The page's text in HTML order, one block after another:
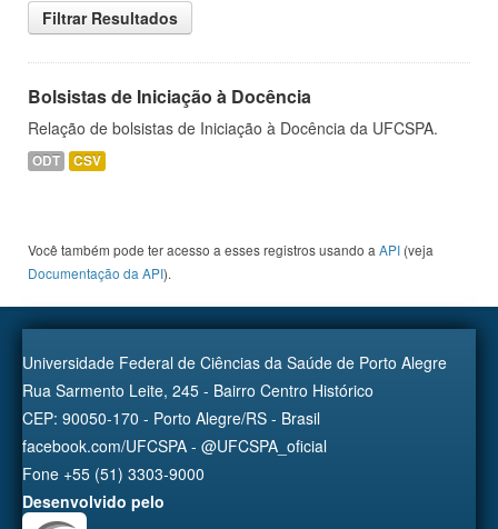
Filtrar Resultados
Bolsistas de Iniciação à Docência
Relação de bolsistas de Iniciação à Docência da UFCSPA.
ODT CSV
Você também pode ter acesso a esses registros usando a API (veja
Documentação da API).
Universidade Federal de Ciências da Saúde de Porto Alegre
Rua Sarmento Leite, 245 - Bairro Centro Histórico
CEP: 90050-170 - Porto Alegre/RS - Brasil
facebook.com/UFCSPA - @UFCSPA_oficial
Fone +55 (51) 3303-9000
Desenvolvido pelo